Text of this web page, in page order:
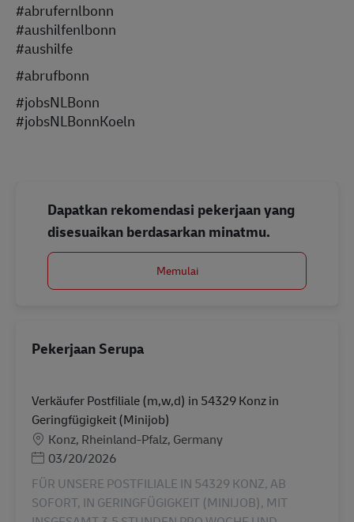
#abrufernlbonn
#aushilfenlbonn
#aushilfe
#abrufbonn
#jobsNLBonn
#jobsNLBonnKoeln
Dapatkan rekomendasi pekerjaan yang
disesuaikan berdasarkan minatmu.
Memulai
Pekerjaan Serupa
Verkäufer Postfiliale (m,w,d) in 54329 Konz in
Geringfügigkeit (Minijob)
LokasiKonz, Rheinland-Pfalz, Germany
Posted Date
03/20/2026
FÜR UNSERE POSTFILIALE IN 54329 KONZ, AB
SOFORT, IN GERINGFÜGIGKEIT (MINIJOB), MIT